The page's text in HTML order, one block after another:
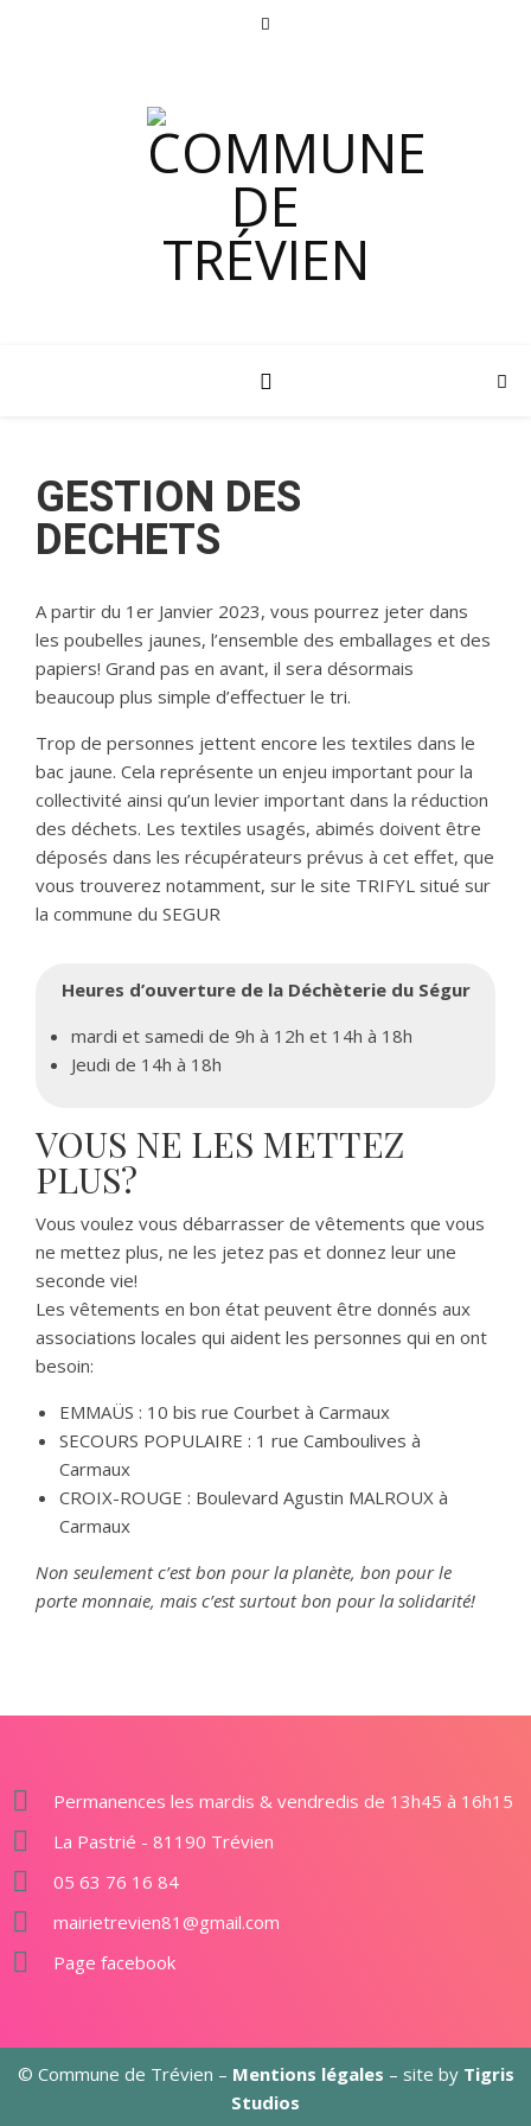
GESTION DES
DECHETS
A partir du 1er Janvier 2023, vous pourrez jeter dans
les poubelles jaunes, l’ensemble des emballages et des
papiers! Grand pas en avant, il sera désormais
beaucoup plus simple d’effectuer le tri.
Trop de personnes jettent encore les textiles dans le
bac jaune. Cela représente un enjeu important pour la
collectivité ainsi qu’un levier important dans la réduction
des déchets. Les textiles usagés, abimés doivent être
déposés dans les récupérateurs prévus à cet effet, que
vous trouverez notamment, sur le site TRIFYL situé sur
la commune du SEGUR
Heures d’ouverture de la Déchèterie du Ségur
mardi et samedi de 9h à 12h et 14h à 18h
Jeudi de 14h à 18h
VOUS NE LES METTEZ
PLUS?
Vous voulez vous débarrasser de vêtements que vous
ne mettez plus, ne les jetez pas et donnez leur une
seconde vie!
Les vêtements en bon état peuvent être donnés aux
associations locales qui aident les personnes qui en ont
besoin:
EMMAÜS : 10 bis rue Courbet à Carmaux
SECOURS POPULAIRE : 1 rue Camboulives à
Carmaux
CROIX-ROUGE : Boulevard Agustin MALROUX à
Carmaux
Non seulement c’est bon pour la planète, bon pour le
porte monnaie, mais c’est surtout bon pour la solidarité!
Permanences les mardis & vendredis de 13h45 à 16h15
La Pastrié - 81190 Trévien
05 63 76 16 84
mairietrevien81@gmail.com
Page facebook
© Commune de Trévien – Mentions légales – site by Tigris
Studios